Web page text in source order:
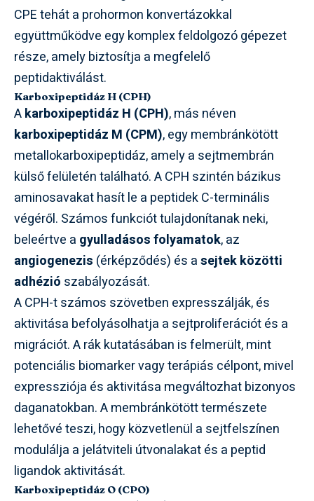
CPE tehát a prohormon konvertázokkal
együttműködve egy komplex feldolgozó gépezet
része, amely biztosítja a megfelelő
peptidaktiválást.
Karboxipeptidáz H (CPH)
Akarboxipeptidáz H (CPH), más néven
karboxipeptidáz M (CPM), egy membránkötött
metallokarboxipeptidáz, amely a sejtmembrán
külső felületén található. A CPH szintén bázikus
aminosavakat hasít le a peptidek C-terminális
végéről. Számos funkciót tulajdonítanak neki,
beleértve a gyulladásos folyamatok, az
angiogenezis (érképződés) és asejtek közötti
adhézió szabályozását.
A CPH-t számos szövetben expresszálják, és
aktivitása befolyásolhatja a sejtproliferációt és a
migrációt. A rák kutatásában is felmerült, mint
potenciális biomarker vagy terápiás célpont, mivel
expressziója és aktivitása megváltozhat bizonyos
daganatokban. A membránkötött természete
lehetővé teszi, hogy közvetlenül a sejtfelszínen
modulálja a jelátviteli útvonalakat és a peptid
ligandok aktivitását.
Karboxipeptidáz O (CPO)